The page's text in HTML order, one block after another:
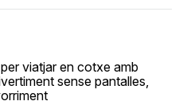
viatjar en cotxe amb
sense pantalles,